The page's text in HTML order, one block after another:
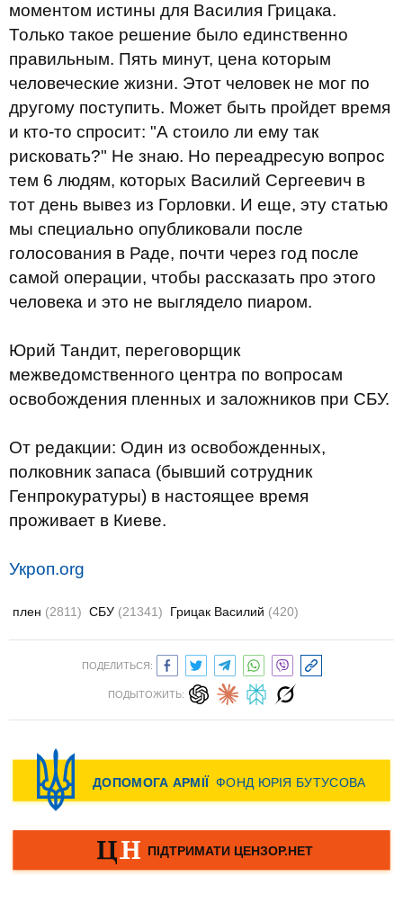
моментом истины для Василия Грицака.
Только такое решение было единственно
правильным. Пять минут, цена которым
человеческие жизни. Этот человек не мог по
другому поступить. Может быть пройдет время
и кто-то спросит: "А стоило ли ему так
рисковать?" Не знаю. Но переадресую вопрос
тем 6 людям, которых Василий Сергеевич в
тот день вывез из Горловки. И еще, эту статью
мы специально опубликовали после
голосования в Раде, почти через год после
самой операции, чтобы рассказать про этого
человека и это не выглядело пиаром.
Юрий Тандит, переговорщик
межведомственного центра по вопросам
освобождения пленных и заложников при СБУ.
От редакции: Один из освобожденных,
полковник запаса (бывший сотрудник
Генпрокуратуры) в настоящее время
проживает в Киеве.
Укроп.org
плен (2811) СБУ (21341) Грицак Василий (420)
ПОДЕЛИТЬСЯ:
ПОДЫТОЖИТЬ: